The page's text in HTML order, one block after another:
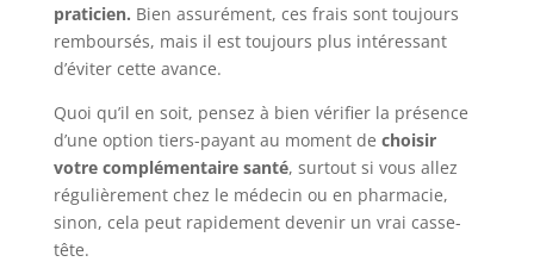
praticien. Bien assurément, ces frais sont toujours
remboursés, mais il est toujours plus intéressant
d’éviter cette avance.
Quoi qu’il en soit, pensez à bien vérifier la présence
d’une option tiers-payant au moment de choisir
votre complémentaire santé, surtout si vous allez
régulièrement chez le médecin ou en pharmacie,
sinon, cela peut rapidement devenir un vrai casse-
tête.